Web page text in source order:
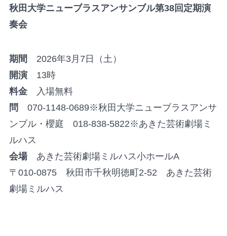
秋田大学ニューブラスアンサンブル第38回定期演
奏会
期間 2026年3月7日（土）
開演13時
料金入場無料
問 070-1148-0689※秋田大学ニューブラスアンサ
ンブル・櫻庭 018-838-5822※あきた芸術劇場ミ
ルハス
会場あきた芸術劇場ミルハス小ホールA
〒010-0875 秋田市千秋明徳町2-52 あきた芸術
劇場ミルハス